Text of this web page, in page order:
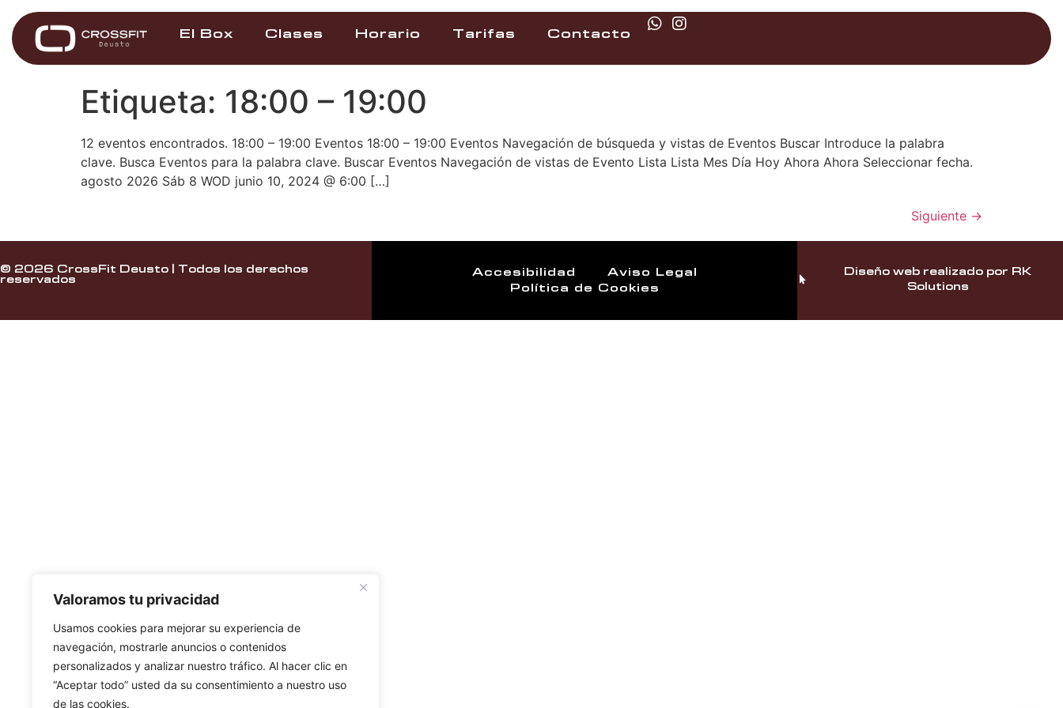
Valoramos tu privacidad
Usamos cookies para mejorar su experiencia de
navegación, mostrarle anuncios o contenidos
personalizados y analizar nuestro tráfico. Al hacer clic en
“Aceptar todo” usted da su consentimiento a nuestro uso
de las cookies.
El Box Clases Horario Tarifas Contacto
Etiqueta: 18:00 – 19:00
12 eventos encontrados. 18:00 – 19:00 Eventos 18:00 – 19:00 Eventos Navegación de búsqueda y vistas de Eventos Buscar Introduce la palabra
clave. Busca Eventos para la palabra clave. Buscar Eventos Navegación de vistas de Evento Lista Lista Mes Día Hoy Ahora Ahora Seleccionar fecha.
agosto 2026 Sáb 8 WOD junio 10, 2024 @ 6:00 […]
Siguiente →
© 2026 CrossFit Deusto | Todos los derechos
reservados
Accesibilidad
Aviso Legal
Política de Cookies
Diseño web realizado por RK
Solutions